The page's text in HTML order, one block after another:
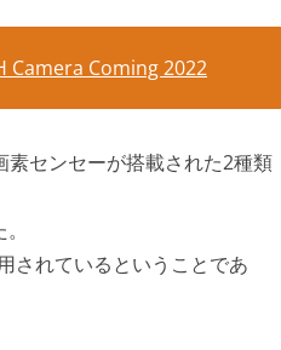
Camera Coming 2022
センセーが搭載された2種類
されているということであ